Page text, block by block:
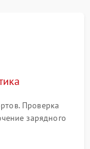
Проверка
зарядного
с помощью
проблемы.